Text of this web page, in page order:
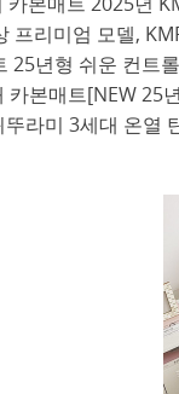
프리미엄 모델,
25년형 쉬운 컨트
카본매트[NEW 25
뚜라미 3세대 온열